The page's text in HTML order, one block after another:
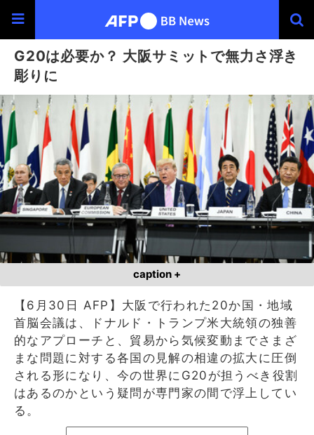
G20は必要か？ 大阪サミットで無力さ浮き
彫りに
caption +
【6月30日 AFP】大阪で行われた20か国・地域
首脳会議は、ドナルド・トランプ米大統領の独善
的なアプローチと、貿易から気候変動までさまざ
まな問題に対する各国の見解の相違の拡大に圧倒
される形になり、今の世界にG20が担うべき役割
はあるのかという疑問が専門家の間で浮上してい
る。